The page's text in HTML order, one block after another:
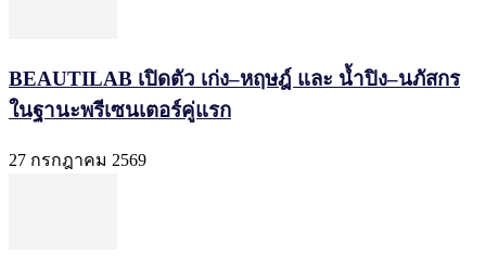
BEAUTILAB เปิดตัว เก่ง–หฤษฎ์ และ น้ำปิง–นภัสกร
ในฐานะพรีเซนเตอร์คู่แรก
27 กรกฎาคม 2569